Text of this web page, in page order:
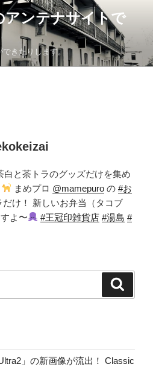
アンテナサイトで
きたりします。
白と茶トラのグッズだけを集め
まめプロ @mamepuro の#お
だけ！ 新しいお弁当（タコブ
よ〜
#王冠印雑貨店 #湯島 #
」の新画像が流出！ Classic